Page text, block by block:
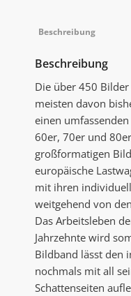
Beschreibung
Beschreibung
Die über 450
meisten davon
einen
60er, 70er und
großformatigen
europäische
mit ihren
weitgehend von
Das Arbeitsleben
Jahrzehnte wird
Bildband lässt den
nochmals mit all
Schattenseiten